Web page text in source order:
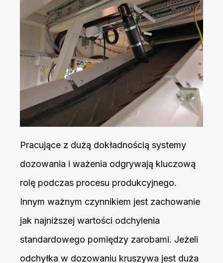
Pracujące z dużą dokładnością systemy
dozowania i ważenia odgrywają kluczową
rolę podczas procesu produkcyjnego.
Innym ważnym czynnikiem jest zachowanie
jak najniższej wartości odchylenia
standardowego pomiędzy zarobami. Jeżeli
odchyłka w dozowaniu kruszywa jest duża